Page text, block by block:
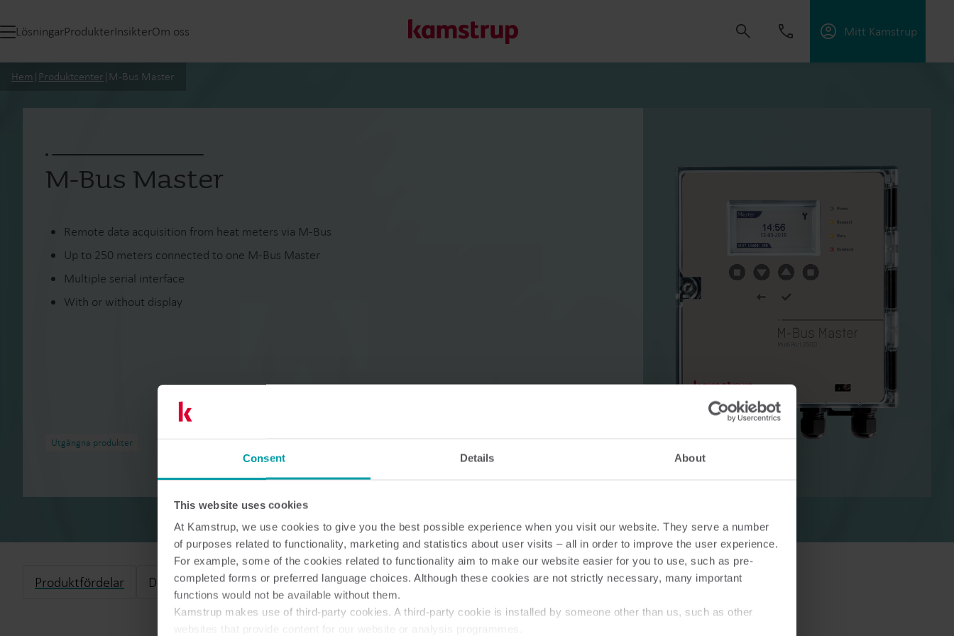
Consent Details About
This website uses cookies
At Kamstrup, we use cookies to give you the best possible experience when you visit our website. They serve a number
of purposes related to functionality, marketing and statistics about user visits – all in order to improve the user experience.
For example, some of the cookies related to functionality aim to make our website easier for you to use, such as pre-
completed forms or preferred language choices. Although these cookies are not strictly necessary, many important
functions would not be available without them.
Kamstrup makes use of third-party cookies. A third-party cookie is installed by someone other than us, such as other
LösningarProdukterInsikterOm oss Mitt Kamstrup
kunder att minska vattenförlust, förbättra system, optimera energieffektivitet och hantera elektrifiering.
Smarta lösningar för
Smarta lösningar för
energianvändning.
Lösningar för elmätning
Avancerade lösningar för
Hem | Produktcenter | M-Bus Master
M-Bus Master
Remote data acquisition from heat meters via M-Bus
Up to 250 meters connected to one M-Bus Master
Multiple serial interface
With or without display
Utgångna produkter
Produktfördelar Dokumentation